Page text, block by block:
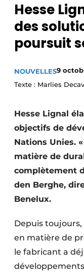
Meest
Newsletter
Privacy /
S’inscrire à
S’inscrire
Termes et
Video’s
Hesse
des
poursuit
NOUVELLES9
Texte : Marlies
Hesse Lignal
objectifs de
Nations Unies.
matière de
complètement
den Berghe,
Benelux.
Depuis
en matière de
le fabricant a